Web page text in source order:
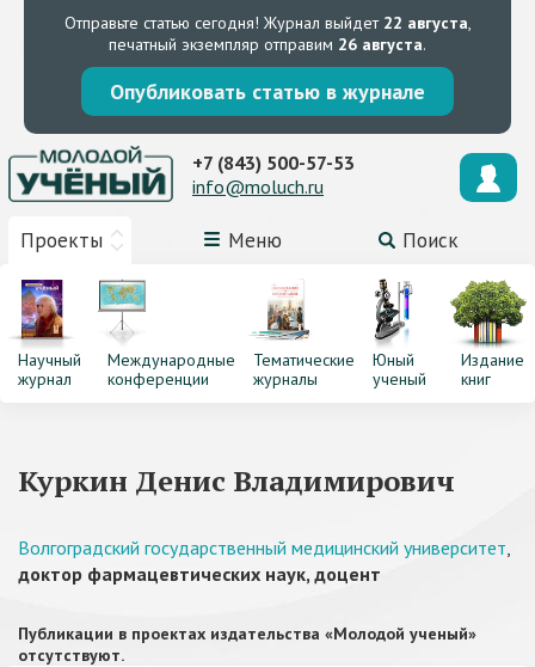
Отправьте статью сегодня! Журнал выйдет 22 августа,
печатный экземпляр отправим 26 августа.
Опубликовать статью в журнале
Проекты Меню Поиск
+7 (843) 500-57-53
info@moluch.ru
Научный
журнал
Международные
конференции
Тематические
журналы
Юный
ученый
Издание
книг
Куркин Денис Владимирович
Волгоградский государственный медицинский университет,
доктор фармацевтических наук, доцент
Публикации в проектах издательства «Молодой ученый»
отсутствуют.